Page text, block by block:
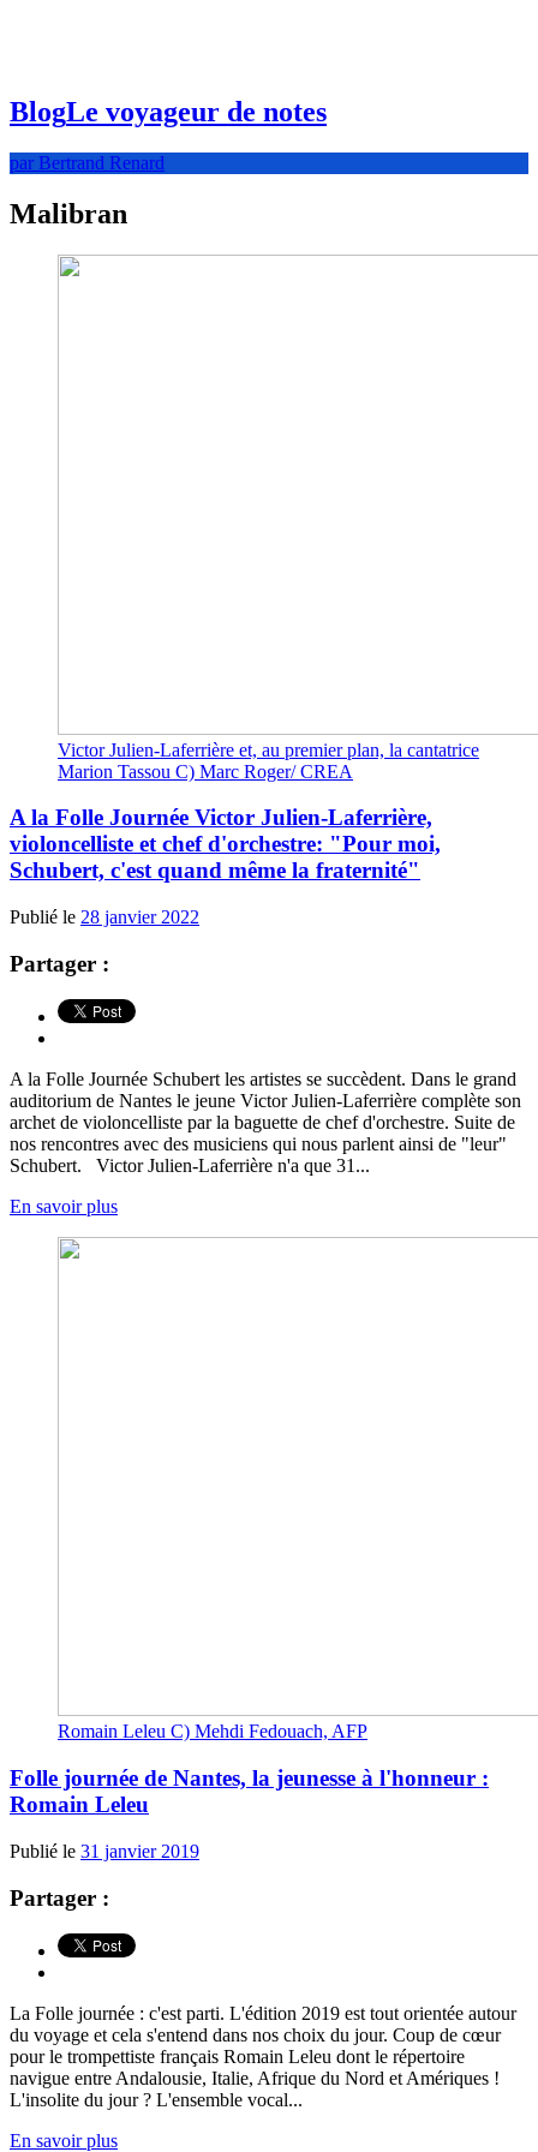
BlogLe voyageur de notes
par Bertrand Renard
Malibran
Victor Julien-Laferrière et, au premier plan, la cantatrice
Marion Tassou C) Marc Roger/ CREA
A la Folle Journée Victor Julien-Laferrière,
violoncelliste et chef d'orchestre: "Pour moi,
Schubert, c'est quand même la fraternité"
Publié le 28 janvier 2022
Partager :
A la Folle Journée Schubert les artistes se succèdent. Dans le grand
auditorium de Nantes le jeune Victor Julien-Laferrière complète son
archet de violoncelliste par la baguette de chef d'orchestre. Suite de
nos rencontres avec des musiciens qui nous parlent ainsi de "leur"
Schubert. Victor Julien-Laferrière n'a que 31...
En savoir plus
Romain Leleu C) Mehdi Fedouach, AFP
Folle journée de Nantes, la jeunesse à l'honneur :
Romain Leleu
Publié le 31 janvier 2019
Partager :
La Folle journée : c'est parti. L'édition 2019 est tout orientée autour
du voyage et cela s'entend dans nos choix du jour. Coup de cœur
pour le trompettiste français Romain Leleu dont le répertoire
navigue entre Andalousie, Italie, Afrique du Nord et Amériques !
L'insolite du jour ? L'ensemble vocal...
En savoir plus